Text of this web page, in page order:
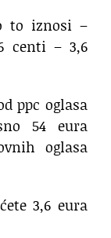
to iznosi –
centi – 3,6
ppc oglasa
54 eura
oglasa
3,6 eura